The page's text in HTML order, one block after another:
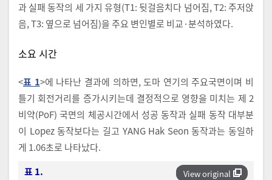
과 실패 동작의 세 가지 유형(T1: 뒷걸음치다 넘어짐, T2: 주저앉
음, T3: 옆으로 넘어짐)을 주요 변인별로 비교·분석하였다.
소요 시간
<표 1>에 나타난 결과에 의하면, 도마 연기의 주요국면이며 비
틀기 회전거리를 증가시키는데 결정적으로 영향을 미치는 제 2
비약(PoF) 국면의 체공시간에서 성공 동작과 실패 동작 대부분
이 Lopez 동작보다는 길고 YANG Hak Seon 동작과는 동일하
게 1.06초로 나타났다.
View original
표 1.